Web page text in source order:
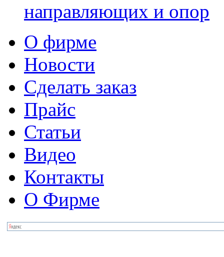
направляющих и опор
О фирме
Новости
Сделать заказ
Прайс
Статьи
Видео
Контакты
О Фирме